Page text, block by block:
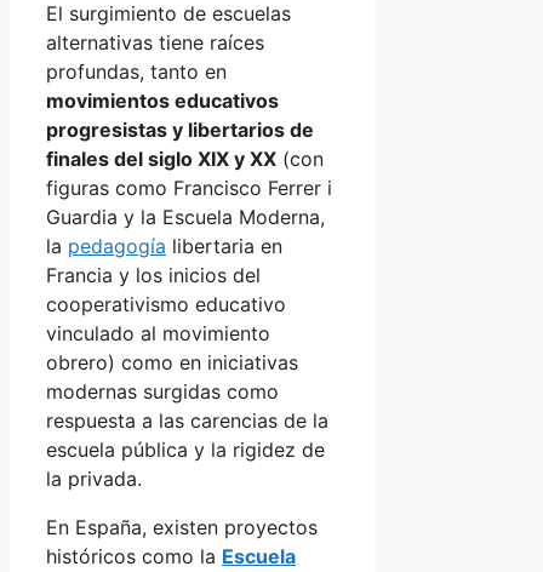
El surgimiento de escuelas
alternativas tiene raíces
profundas, tanto en
movimientos educativos
progresistas y libertarios de
finales del siglo XIX y XX (con
figuras como Francisco Ferrer i
Guardia y la Escuela Moderna,
la pedagogía libertaria en
Francia y los inicios del
cooperativismo educativo
vinculado al movimiento
obrero) como en iniciativas
modernas surgidas como
respuesta a las carencias de la
escuela pública y la rigidez de
la privada.
En España, existen proyectos
históricos como la Escuela